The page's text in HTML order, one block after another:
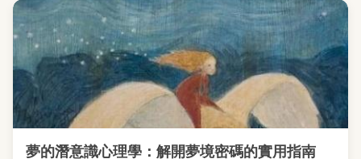
夢的潛意識心理學：解開夢境密碼的實用指南